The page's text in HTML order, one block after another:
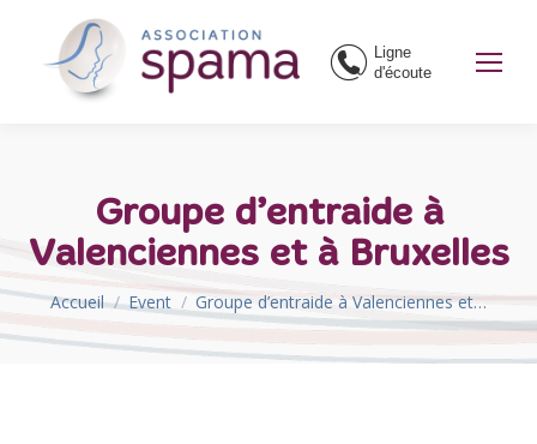
Ligne
d'écoute
Groupe d’entraide à
Valenciennes et à Bruxelles
Vous êtes ici :
Accueil Event Groupe d’entraide à Valenciennes et…